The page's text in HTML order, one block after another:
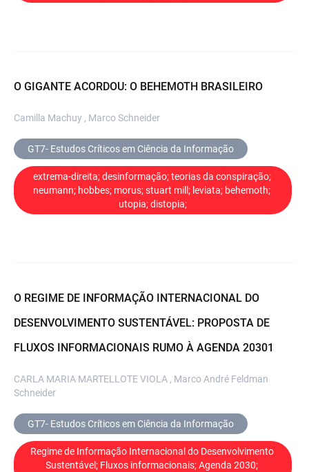
O GIGANTE ACORDOU: O BEHEMOTH BRASILEIRO
Camilla Machuy , Marco Schneider
GT7- Estudos Críticos em Ciência da Informação
extrema-direita; desinformação; teorias da conspiração;
neumann; hobbes; morus; stuart mill; leviata; behemoth;
utopia; distopia;
O REGIME DE INFORMAÇÃO INTERNACIONAL DO
DESENVOLVIMENTO SUSTENTÁVEL: PROPOSTA DE
FLUXOS INFORMACIONAIS RUMO À AGENDA 20301
CARLA MARIA MARTELLOTE VIOLA , Marco André Feldman
Schneider
GT7- Estudos Críticos em Ciência da Informação
Regime de Informação Internacional do Desenvolvimento
Sustentável; Fluxos informacionais; Agenda 2030;